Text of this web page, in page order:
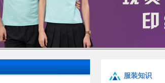
服装知识